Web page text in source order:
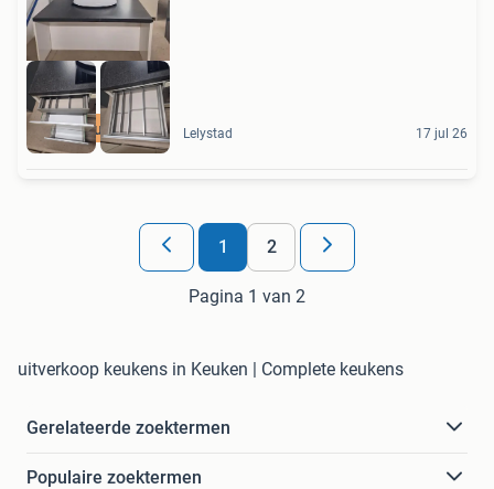
Kom nu kijken Lelystad 17 jul 26
1 2
Pagina 1 van 2
uitverkoop keukens in Keuken | Complete keukens
Gerelateerde zoektermen
Populaire zoektermen